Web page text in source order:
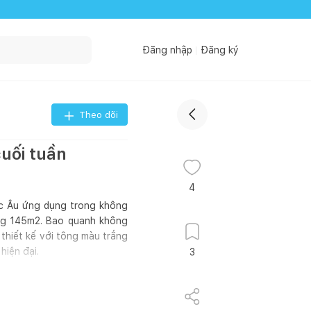
Đăng nhập Đăng ký
Theo dõi
tuần
Âu ứng dụng trong không
145m2. Bao quanh không
kế với tông màu trắng
đại.
4
3